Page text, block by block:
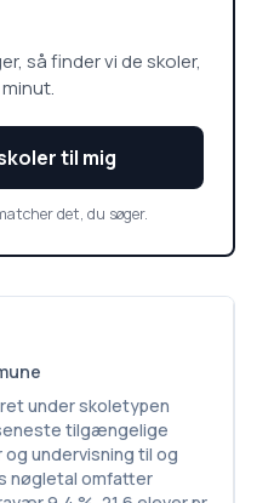
så finder vi de skoler,
til mig
det, du søger.
under skoletypen
tilgængelige
undervisning til og
nøgletal omfatter